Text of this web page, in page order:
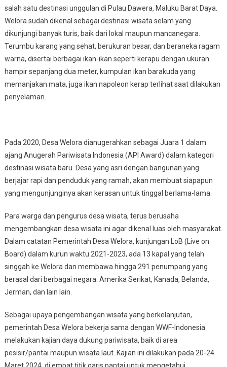
salah satu destinasi unggulan di Pulau Dawera, Maluku Barat Daya.
Welora sudah dikenal sebagai destinasi wisata selam yang
dikunjungi banyak turis, baik dari lokal maupun mancanegara.
Terumbu karang yang sehat, berukuran besar, dan beraneka ragam
warna, disertai berbagai ikan-ikan seperti kerapu dengan ukuran
hampir sepanjang dua meter, kumpulan ikan barakuda yang
memanjakan mata, juga ikan napoleon kerap terlihat saat dilakukan
penyelaman.
Pada 2020, Desa Welora dianugerahkan sebagai Juara 1 dalam
ajang Anugerah Pariwisata Indonesia (API Award) dalam kategori
destinasi wisata baru. Desa yang asri dengan bangunan yang
berjajar rapi dan penduduk yang ramah, akan membuat siapapun
yang mengunjunginya akan kerasan untuk tinggal berlama-lama.
Para warga dan pengurus desa wisata, terus berusaha
mengembangkan desa wisata ini agar dikenal luas oleh masyarakat.
Dalam catatan Pemerintah Desa Welora, kunjungan LoB (Live on
Board) dalam kurun waktu 2021-2023, ada 13 kapal yang telah
singgah ke Welora dan membawa hingga 291 penumpang yang
berasal dari berbagai negara: Amerika Serikat, Kanada, Belanda,
Jerman, dan lain lain.
Sebagai upaya pengembangan wisata yang berkelanjutan,
pemerintah Desa Welora bekerja sama dengan WWF-Indonesia
melakukan kajian daya dukung pariwisata, baik di area
pesisir/pantai maupun wisata laut. Kajian ini dilakukan pada 20-24
Maret 2024, di empat titik garis pantai untuk mengetahui